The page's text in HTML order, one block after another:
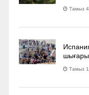
Тамыз
Тамыз